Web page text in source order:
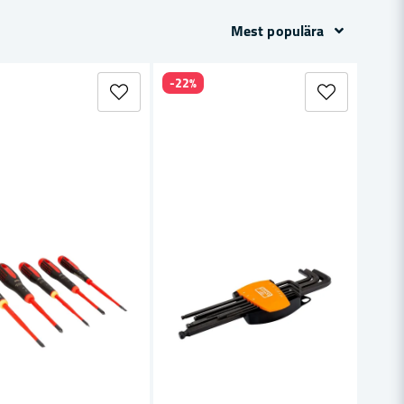
Mest populära
-22%